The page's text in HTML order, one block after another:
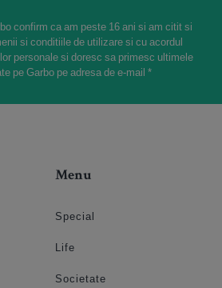
confirm ca am peste 16 ani si am citit si
si conditiile de utilizare si cu acordul
personale si doresc sa primesc ultimele
pe Garbo pe adresa de e-mail *
Menu
Special
Life
Societate